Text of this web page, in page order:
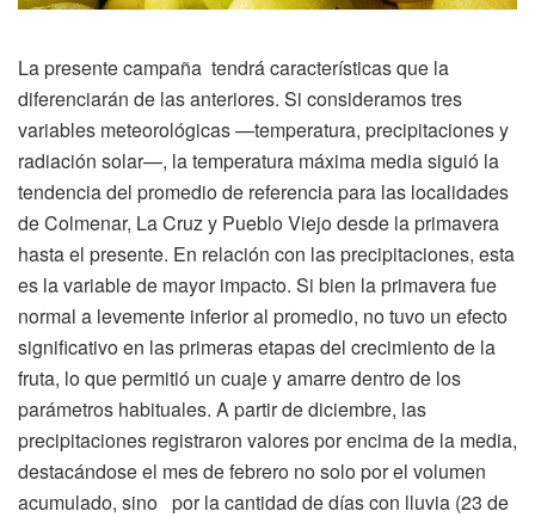
La presente campaña tendrá características que la
diferenciarán de las anteriores. Si consideramos tres
variables meteorológicas —temperatura, precipitaciones y
radiación solar—, la temperatura máxima media siguió la
tendencia del promedio de referencia para las localidades
de Colmenar, La Cruz y Pueblo Viejo desde la primavera
hasta el presente. En relación con las precipitaciones, esta
es la variable de mayor impacto. Si bien la primavera fue
normal a levemente inferior al promedio, no tuvo un efecto
significativo en las primeras etapas del crecimiento de la
fruta, lo que permitió un cuaje y amarre dentro de los
parámetros habituales. A partir de diciembre, las
precipitaciones registraron valores por encima de la media,
destacándose el mes de febrero no solo por el volumen
acumulado, sino por la cantidad de días con lluvia (23 de